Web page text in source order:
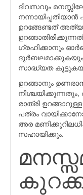
ദിവസവും
ഉറങ്ങേണ്ടത്
ഗ്രഹിക്കാനും
സാദ്ധ്യത
ഉറങ്ങാനും
രാത്രി
പത്രം
അര
സഹായിക്കും.